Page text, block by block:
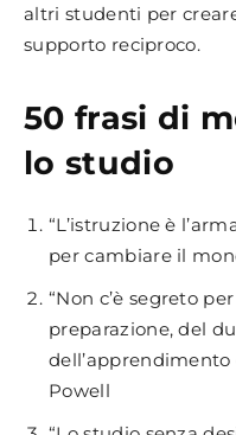
altri studenti per
supporto reciproco.
50 frasi di
lo studio
“L’istruzione è
per cambiare il
“Non c’è segreto
preparazione, del
dell’apprendimento
Powell